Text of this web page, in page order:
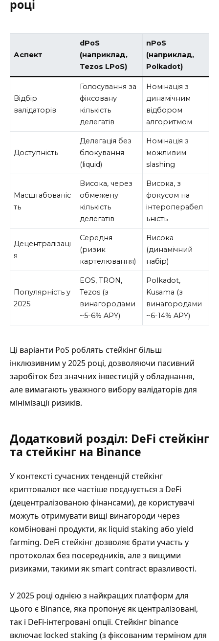
році
Аспект
dPoS
(наприклад,
Tezos LPoS)
nPoS
(наприклад,
Polkadot)
Відбір
валідаторів
Голосування за
фіксовану
кількість
делегатів
Номінація з
динамічним
відбором
алгоритмом
Доступність
Делегація без
блокування
(liquid)
Номінація з
можливим
slashing
Масштабованіс
ть
Висока, через
обмежену
кількість
делегатів
Висока, з
фокусом на
інтероперабел
ьність
Децентралізаці
я
Середня
(ризик
картелювання)
Висока
(динамічний
набір)
Популярність у
2025
EOS, TRON,
Tezos (з
винагородами
~5-6% APY)
Polkadot,
Kusama (з
винагородами
~6-14% APY)
Ці варіанти PoS роблять стейкінг більш
інклюзивним у 2025 році, дозволяючи пасивний
заробіток без значних інвестицій у обладнання,
але вимагають уважного вибору валідаторів для
мінімізації ризиків.
Додатковий розділ: DeFi стейкінг
та стейкінг на Binance
У контексті сучасних тенденцій стейкінг
криптовалют все частіше поєднується з DeFi
(децентралізованою фінансами), де користувачі
можуть отримувати вищі винагороди через
комбіновані продукти, як liquid staking або yield
farming. DeFi стейкінг дозволяє брати участь у
протоколах без посередників, але з вищими
ризиками, такими як smart contract вразливості.
У 2025 році однією з найкращих платформ для
цього є Binance, яка пропонує як централізовані,
так і DeFi-інтегровані опції. Стейкінг binance
включає locked staking (з фіксованим терміном для